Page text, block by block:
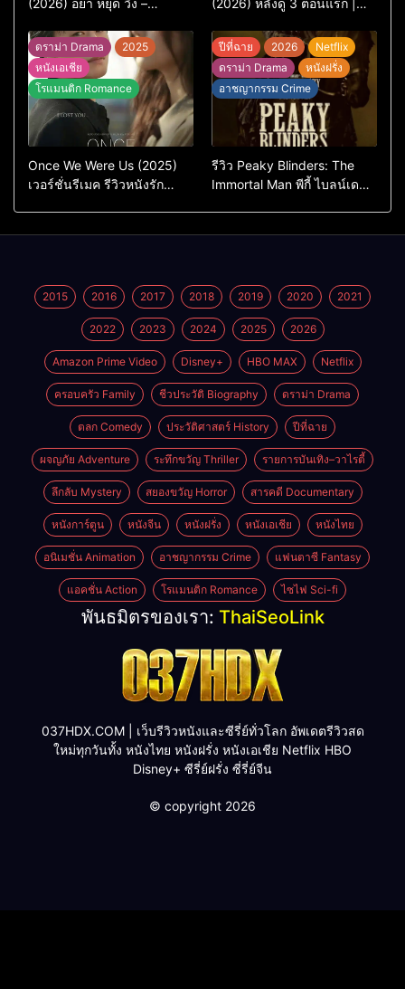
(2026) อย่า หยุด วิ่ง –
ต้นฉบับเกาหลี
(2026) หลังดู 3 ตอนแรก |
แต่ยังไปไม่ถึงไหน
ดราม่า Drama
2025
หนังเอเชีย
โรแมนติก Romance
Once We Were Us (2025)
เวอร์ชั่นรีเมค รีวิวหนังรัก
ปีที่ฉาย 2026
Netflix
ดราม่า Drama
หนังฝรั่ง
อาชญากรรม Crime
รีวิว Peaky Blinders: The
Immortal Man พีกี้ ไบลน์เด
2015 2016 2017 2018 2019 2020 2021
2022 2023 2024 2025 2026
Amazon Prime Video Disney+ HBO MAX Netflix
ครอบครัว Family ชีวประวัติ Biography ดราม่า Drama
ตลก Comedy ประวัติศาสตร์ History ปีที่ฉาย
ผจญภัย Adventure ระทึกขวัญ Thriller รายการบันเทิง–วาไรตี้
ลึกลับ Mystery สยองขวัญ Horror สารคดี Documentary
หนังการ์ตูน หนังจีน หนังฝรั่ง หนังเอเชีย หนังไทย
อนิเมชั่น Animation อาชญากรรม Crime แฟนตาซี Fantasy
แอคชั่น Action โรแมนติก Romance ไซไฟ Sci-fi
พันธมิตรของเรา: ThaiSeoLink
037HDX.COM | เว็บรีวิวหนังและซีรี่ย์ทั่วโลก อัพเดตรีวิวสด
ใหม่ทุกวันทั้ง หนังไทย หนังฝรั่ง หนังเอเชีย Netflix HBO
Disney+ ซีรี่ย์ฝรั่ง ซี่รี่ย์จีน
© copyright 2026